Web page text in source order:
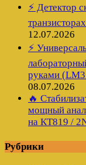
⚡ Детектор
12.07.2026
⚡
руками
08.07.2026
🔥
мощный
на КТ819 /
Рубрики